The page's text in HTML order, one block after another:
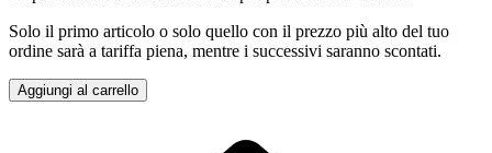
Solo il primo articolo o solo quello con il prezzo più alto del tuo
ordine sarà a tariffa piena, mentre i successivi saranno scontati.
Aggiungi al carrello